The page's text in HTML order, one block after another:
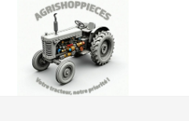
content